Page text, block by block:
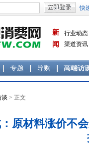
新
闻
行业动态
渠道资讯
专题 导购 高端访
谈 > 正文
原材料涨价不